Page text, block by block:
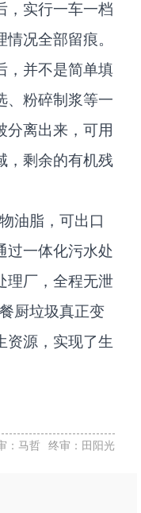
，实行一车一档
况全部留痕。
，并不是简单填
、粉碎制浆等一
分离出来，可用
，剩余的有机残
油脂，可出口
过一体化污水处
理厂，全程无泄
厨垃圾真正变
资源，实现了生
：马哲 终审：田阳光